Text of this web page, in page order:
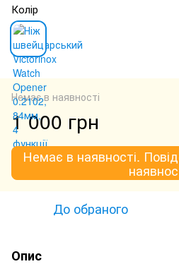
Колір
Немає в наявності
1 000 грн
Немає в наявності.
До обраного
Опис